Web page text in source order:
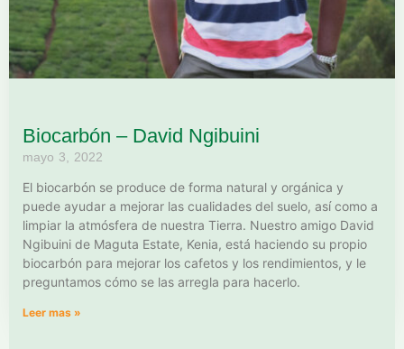
Biocarbón – David Ngibuini
mayo 3, 2022
El biocarbón se produce de forma natural y orgánica y
puede ayudar a mejorar las cualidades del suelo, así como a
limpiar la atmósfera de nuestra Tierra. Nuestro amigo David
Ngibuini de Maguta Estate, Kenia, está haciendo su propio
biocarbón para mejorar los cafetos y los rendimientos, y le
preguntamos cómo se las arregla para hacerlo.
Leer mas »